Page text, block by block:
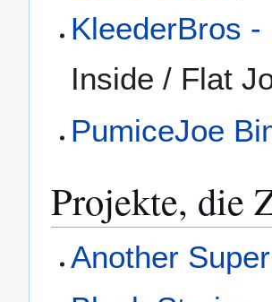
KleederBros
Inside / Flat
PumiceJoe
Projekte, die
Another